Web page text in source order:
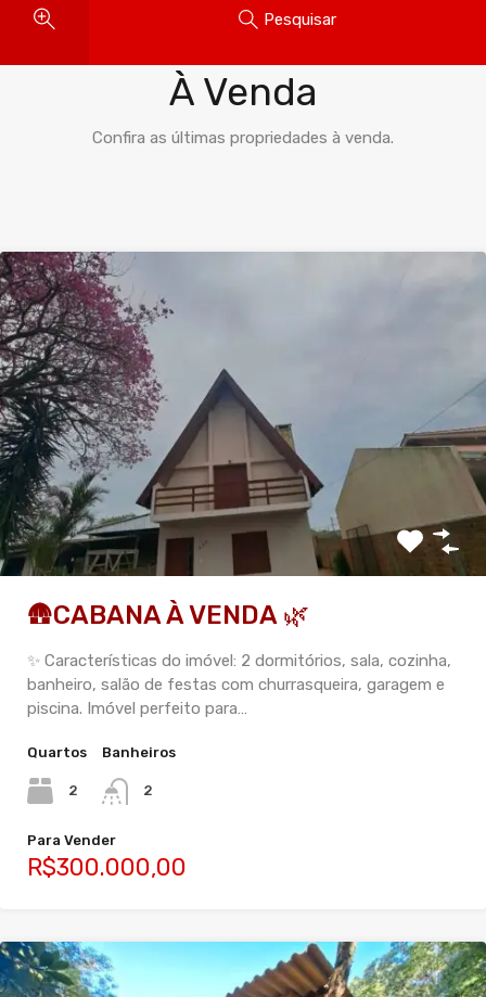
Pesquisar
À Venda
Confira as últimas propriedades à venda.
🛖CABANA À VENDA 🌿
✨ Características do imóvel: 2 dormitórios, sala, cozinha,
banheiro, salão de festas com churrasqueira, garagem e
piscina. Imóvel perfeito para…
Quartos
2
Banheiros
2
Para Vender
R$300.000,00